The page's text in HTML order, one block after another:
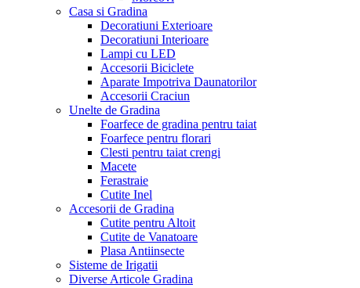
Casa si Gradina
Decoratiuni Exterioare
Decoratiuni Interioare
Lampi cu LED
Accesorii Biciclete
Aparate Impotriva Daunatorilor
Accesorii Craciun
Unelte de Gradina
Foarfece de gradina pentru taiat
Foarfece pentru florari
Clesti pentru taiat crengi
Macete
Ferastraie
Cutite Inel
Accesorii de Gradina
Cutite pentru Altoit
Cutite de Vanatoare
Plasa Antiinsecte
Sisteme de Irigatii
Diverse Articole Gradina